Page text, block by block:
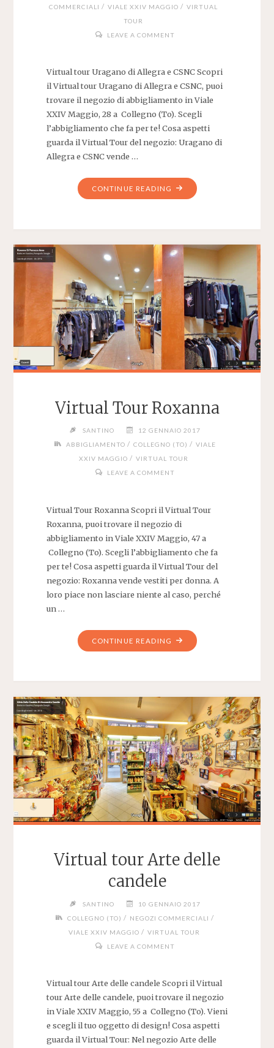
COMMERCIALI / VIALE XXIV MAGGIO / VIRTUAL
TOUR
LEAVE A COMMENT
Virtual tour Uragano di Allegra e CSNC Scopri
il Virtual tour Uragano di Allegra e CSNC, puoi
trovare il negozio di abbigliamento in Viale
XXIV Maggio, 28 a Collegno (To). Scegli
l’abbigliamento che fa per te! Cosa aspetti
guarda il Virtual Tour del negozio: Uragano di
Allegra e CSNC vende …
CONTINUE READING "VIRTUAL
DI
ALLEGRA
E
Virtual Tour Roxanna
SANTINO
12 GENNAIO 2017
ABBIGLIAMENTO / COLLEGNO (TO) / VIALE
XXIV MAGGIO / VIRTUAL TOUR
LEAVE A COMMENT
Virtual Tour Roxanna Scopri il Virtual Tour
Roxanna, puoi trovare il negozio di
abbigliamento in Viale XXIV Maggio, 47 a
Collegno (To). Scegli l’abbigliamento che fa
per te! Cosa aspetti guarda il Virtual Tour del
negozio: Roxanna vende vestiti per donna. A
loro piace non lasciare niente al caso, perché
un …
CONTINUE READING "VIRTUAL
TOUR
Virtual tour Arte delle
candele
SANTINO
10 GENNAIO 2017
COLLEGNO (TO) / NEGOZI COMMERCIALI /
VIALE XXIV MAGGIO / VIRTUAL TOUR
LEAVE A COMMENT
Virtual tour Arte delle candele Scopri il Virtual
tour Arte delle candele, puoi trovare il negozio
in Viale XXIV Maggio, 55 a Collegno (To). Vieni
e scegli il tuo oggetto di design! Cosa aspetti
guarda il Virtual Tour: Nel negozio Arte delle